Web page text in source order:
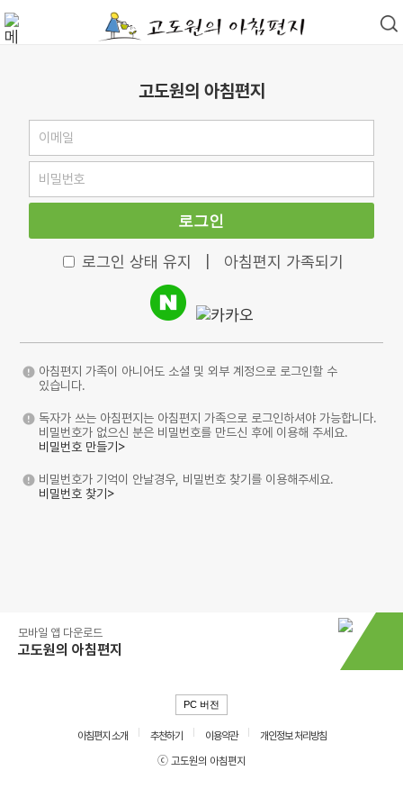
고도원의 아침편지
로그인
로그인 상태 유지 아침편지 가족되기
아침편지 가족이 아니어도 소셜 및 외부 계정으로 로그인할 수
있습니다.
독자가 쓰는 아침편지는 아침편지 가족으로 로그인하셔야 가능합니다.
비밀번호가 없으신 분은 비밀번호를 만드신 후에 이용해 주세요.
비밀번호 만들기>
비밀번호가 기억이 안날경우, 비밀번호 찾기를 이용해주세요.
비밀번호 찾기>
모바일 앱 다운로드
고도원의 아침편지
PC 버전
아침편지 소개 추천하기 이용약관
개인정보 처리방침
ⓒ 고도원의 아침편지